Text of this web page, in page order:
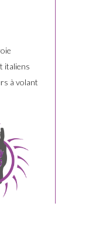
italiens
à volant